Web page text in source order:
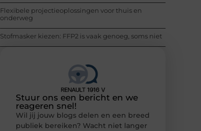
Flexibele projectieoplossingen voor thuis en
onderweg
Stofmasker kiezen: FFP2 is vaak genoeg, soms niet
Stuur ons een bericht en we
reageren snel!
Wil jij jouw blogs delen en een breed
publiek bereiken? Wacht niet langer